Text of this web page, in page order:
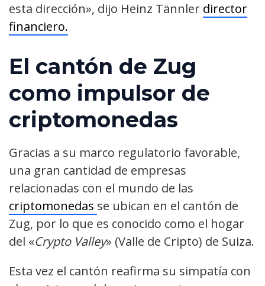
esta dirección», dijo Heinz Tännler director
financiero.
El cantón de Zug
como impulsor de
criptomonedas
Gracias a su marco regulatorio favorable,
una gran cantidad de empresas
relacionadas con el mundo de las
criptomonedas se ubican en el cantón de
Zug, por lo que es conocido como el hogar
del «Crypto Valley» (Valle de Cripto) de Suiza.
Esta vez el cantón reafirma su simpatía con